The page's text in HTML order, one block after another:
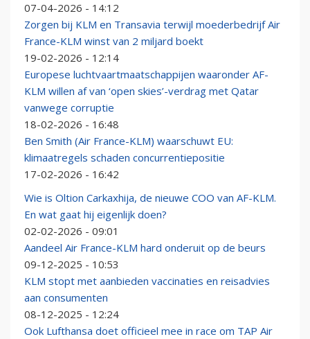
07-04-2026 - 14:12
Zorgen bij KLM en Transavia terwijl moederbedrijf Air
France-KLM winst van 2 miljard boekt
19-02-2026 - 12:14
Europese luchtvaartmaatschappijen waaronder AF-
KLM willen af van ‘open skies’-verdrag met Qatar
vanwege corruptie
18-02-2026 - 16:48
Ben Smith (Air France-KLM) waarschuwt EU:
klimaatregels schaden concurrentiepositie
17-02-2026 - 16:42
Wie is Oltion Carkaxhija, de nieuwe COO van AF-KLM.
En wat gaat hij eigenlijk doen?
02-02-2026 - 09:01
Aandeel Air France-KLM hard onderuit op de beurs
09-12-2025 - 10:53
KLM stopt met aanbieden vaccinaties en reisadvies
aan consumenten
08-12-2025 - 12:24
Ook Lufthansa doet officieel mee in race om TAP Air